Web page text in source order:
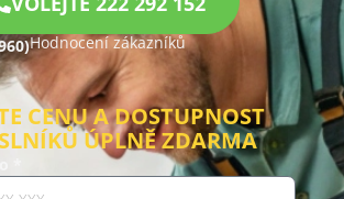
Hodnocení zákazníků
CENU A DOSTUPNOST
ÚPLNĚ ZDARMA
*